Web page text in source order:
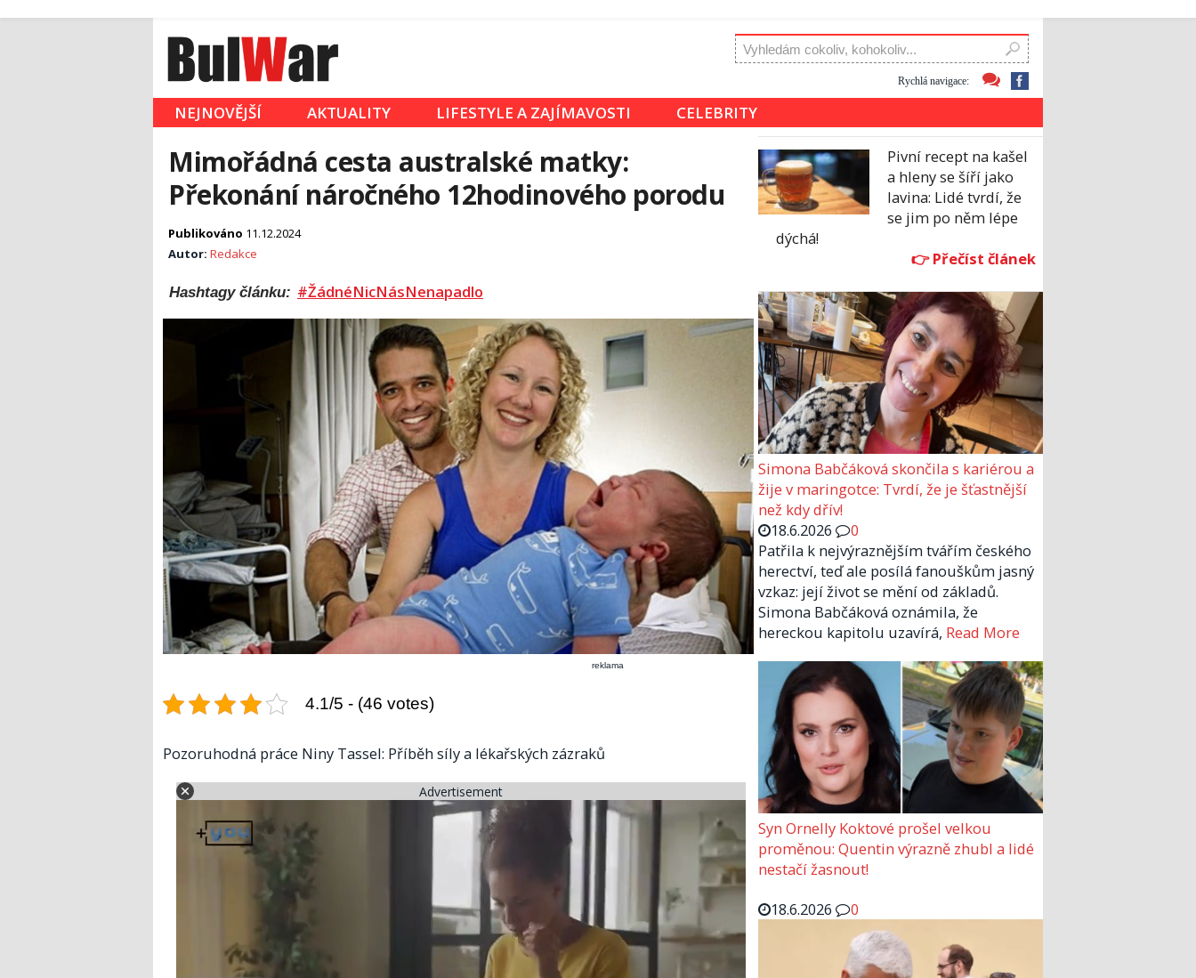
Rychlá navigace:
NEJNOVĚJŠÍ AKTUALITY LIFESTYLE A ZAJÍMAVOSTI CELEBRITY
Mimořádná cesta australské matky:
Překonání náročného 12hodinového porodu
Publikováno 11.12.2024
Autor: Redakce
Hashtagy článku: #ŽádnéNicNásNenapadlo
reklama
4.1/5 - (46 votes)
Pozoruhodná práce Niny Tassel: Příběh síly a lékařských zázraků
Advertisement
Pivní recept na kašel
a hleny se šíří jako
lavina: Lidé tvrdí, že
se jim po něm lépe
dýchá!
Simona Babčáková skončila s kariérou a
žije v maringotce: Tvrdí, že je šťastnější
než kdy dřív!
18.6.2026
0
Patřila k nejvýraznějším tvářím českého
herectví, teď ale posílá fanouškům jasný
vzkaz: její život se mění od základů.
Simona Babčáková oznámila, že
hereckou kapitolu uzavírá, Read More
Syn Ornelly Koktové prošel velkou
proměnou: Quentin výrazně zhubl a lidé
nestačí žasnout!
18.6.2026
0